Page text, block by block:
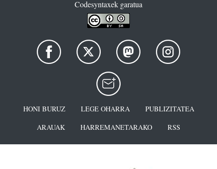
Codesyntaxek garatua
HONI BURUZ LEGE OHARRA
PUBLIZITATEA
ARAUAK
HARREMANETARAKO RSS